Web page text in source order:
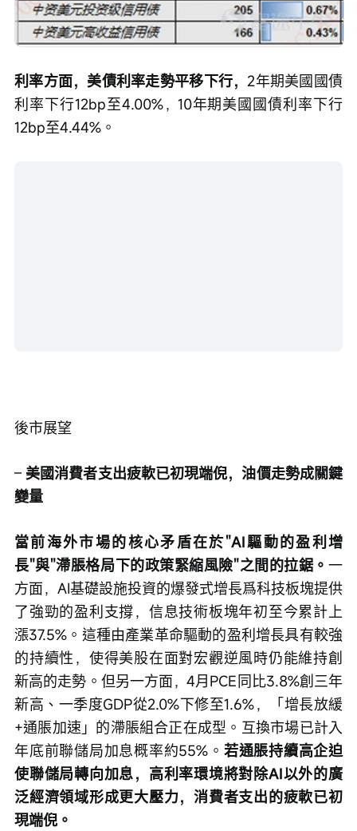
利率方面，美債利率走勢平移下行， 2年期美國國債
利率下行12bp至4.00%，10年期美國國債利率下行
12bp至4.44%。
後市展望
– 美國消費者支出疲軟已初現端倪，油價走勢成關鍵
變量
當前海外市場的核心矛盾在於"AI驅動的盈利增
長"與"滯脹格局下的政策緊縮風險"之間的拉鋸。 一
方面，AI基礎設施投資的爆發式增長爲科技板塊提供
了強勁的盈利支撐，信息技術板塊年初至今累計上
漲37.5%。這種由產業革命驅動的盈利增長具有較強
的持續性，使得美股在面對宏觀逆風時仍能維持創
新高的走勢。但另一方面，4月PCE同比3.8%創三年
新高、一季度GDP從2.0%下修至1.6%，「增長放緩
+通脹加速」的滯脹組合正在成型。互換市場已計入
年底前聯儲局加息概率約55%。 若通脹持續高企迫
使聯儲局轉向加息，高利率環境將對除AI以外的廣
泛經濟領域形成更大壓力，消費者支出的疲軟已初
現端倪。